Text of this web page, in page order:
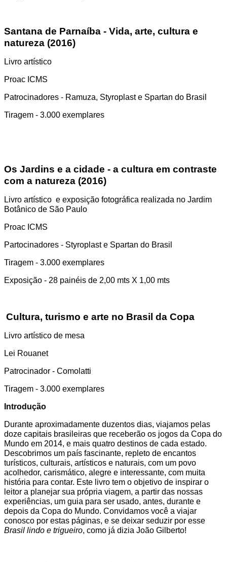
Santana de Parnaíba - Vida, arte, cultura e
natureza (2016)
Livro artístico
Proac ICMS
Patrocinadores - Ramuza, Styroplast e Spartan do Brasil
Tiragem - 3.000 exemplares
Os Jardins e a cidade - a cultura em contraste
com a natureza (2016)
Livro artístico e exposição fotográfica realizada no Jardim
Botânico de São Paulo
Proac ICMS
Partocinadores - Styroplast e Spartan do Brasil
Tiragem - 3.000 exemplares
Exposição - 28 painéis de 2,00 mts X 1,00 mts
Cultura, turismo e arte no Brasil da Copa
Livro artístico de mesa
Lei Rouanet
Patrocinador - Comolatti
Tiragem - 3.000 exemplares
Introdução
Durante aproximadamente duzentos dias, viajamos pelas
doze capitais brasileiras que receberão os jogos da Copa do
Mundo em 2014, e mais quatro destinos de cada estado.
Descobrimos um país fascinante, repleto de encantos
turísticos, culturais, artísticos e naturais, com um povo
acolhedor, carismático, alegre e interessante, com muita
história para contar. Este livro tem o objetivo de inspirar o
leitor a planejar sua própria viagem, a partir das nossas
experiências, um guia para ser usado, antes, durante e
depois da Copa do Mundo. Convidamos você a viajar
conosco por estas páginas, e se deixar seduzir por esse
Brasil lindo e trigueiro, como já dizia João Gilberto!